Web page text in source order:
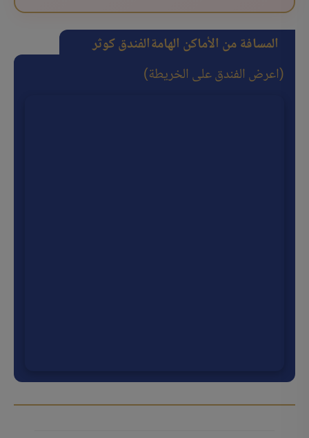
المسافة من الأماكن الهامةالفندق کوثر
(اعرض الفندق على الخريطة)